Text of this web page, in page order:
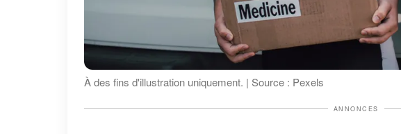
À des fins d'illustration uniquement. | Source : Pexels
ANNONCES